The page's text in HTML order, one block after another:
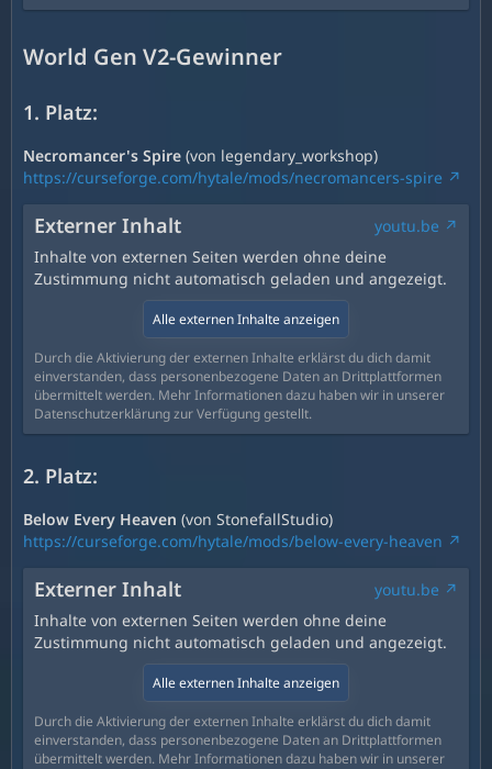
World Gen V2-Gewinner
1. Platz:
Necromancer's Spire (von legendary_workshop)
https://curseforge.com/hytale/mods/necromancers-spire
Externer Inhalt
youtu.be
Inhalte von externen Seiten werden ohne deine
Zustimmung nicht automatisch geladen und angezeigt.
Alle externen Inhalte anzeigen
Durch die Aktivierung der externen Inhalte erklärst du dich damit
einverstanden, dass personenbezogene Daten an Drittplattformen
übermittelt werden. Mehr Informationen dazu haben wir in unserer
Datenschutzerklärung zur Verfügung gestellt.
2. Platz:
Below Every Heaven (von StonefallStudio)
https://curseforge.com/hytale/mods/below-every-heaven
Externer Inhalt
youtu.be
Inhalte von externen Seiten werden ohne deine
Zustimmung nicht automatisch geladen und angezeigt.
Alle externen Inhalte anzeigen
Durch die Aktivierung der externen Inhalte erklärst du dich damit
einverstanden, dass personenbezogene Daten an Drittplattformen
übermittelt werden. Mehr Informationen dazu haben wir in unserer